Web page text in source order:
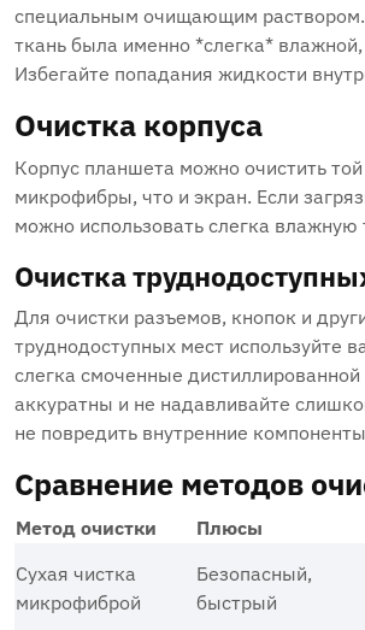
специальным очищающим
ткань была именно *слегка*
Избегайте попадания жидкости
Очистка корпуса
Корпус планшета можно очистить
микрофибры, что и экран. Если
можно использовать слегка влажную
Очистка
Для очистки разъемов, кнопок и
труднодоступных мест используйте
слегка смоченные дистиллированной
аккуратны и не надавливайте
не повредить внутренние
Сравнение методов
Метод очистки Плюсы
Сухая чистка
микрофиброй
Безопасный,
быстрый